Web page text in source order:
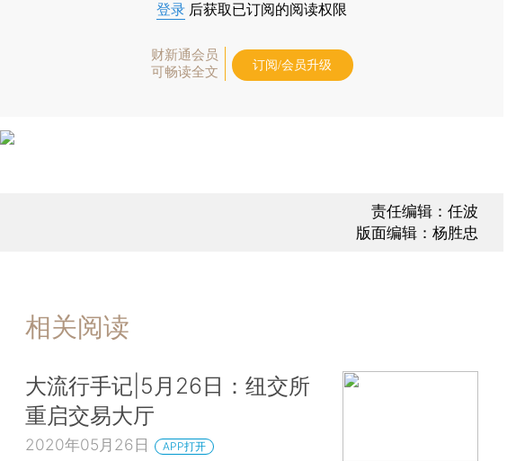
登录 后获取已订阅的阅读权限
财新通会员
可畅读全文
订阅/会员升级
责任编辑：任波
版面编辑：杨胜忠
相关阅读
大流行手记|5月26日：纽交所
重启交易大厅
2020年05月26日 APP打开